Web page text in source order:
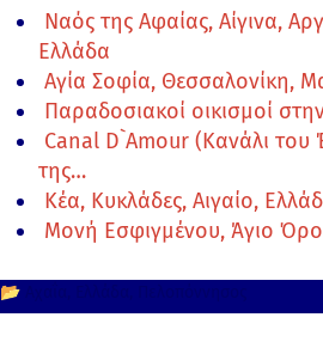
Ναός της Αφαίας, Αίγινα,
Ελλάδα
Αγία Σοφία, Θεσσαλονίκη,
Παραδοσιακοί οικισμοί
Canal D`Amour (Κανάλι του
της…
Κέα, Κυκλάδες, Αιγαίο,
Μονή Εσφιγμένου, Άγιο
📂